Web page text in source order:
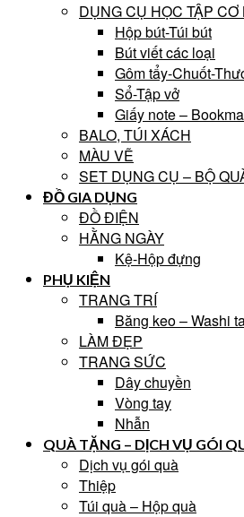
DỤNG CỤ HỌC TẬP CƠ
Hộp bút-Túi bút
Bút viết các loại
Gôm tẩy-Chuốt-
Sổ-Tập vở
Giấy note –
BALO, TÚI XÁCH
MÀU VẼ
SET DỤNG CỤ – BỘ
ĐỒ GIA DỤNG
ĐỒ ĐIỆN
HẰNG NGÀY
Kệ-Hộp đựng
PHỤ KIỆN
TRANG TRÍ
Băng keo – Washi
LÀM ĐẸP
TRANG SỨC
Dây chuyền
Vòng tay
Nhẫn
QUÀ TẶNG – DỊCH VỤ GÓI
Dịch vụ gói quà
Thiệp
Túi quà – Hộp quà